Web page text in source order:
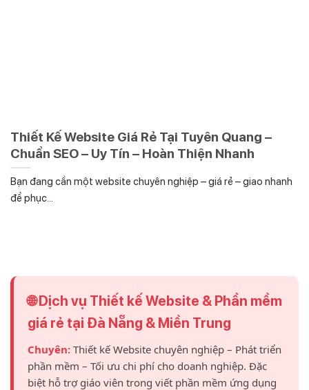
Thiết Kế Website Giá Rẻ Tại Tuyên Quang –
Chuẩn SEO – Uy Tín – Hoàn Thiện Nhanh
Bạn đang cần một website chuyên nghiệp – giá rẻ – giao nhanh
để phục...
🌐 Dịch vụ Thiết kế Website & Phần mềm
giá rẻ tại Đà Nẵng & Miền Trung
Chuyên: Thiết kế Website chuyên nghiệp – Phát triển
phần mềm – Tối ưu chi phí cho doanh nghiệp. Đặc
biệt hỗ trợ giáo viên trong viết phần mềm ứng dụng